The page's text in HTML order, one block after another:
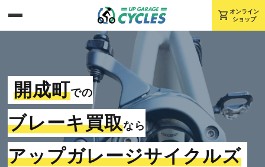
shopping_cart オンライン
ショップ
開成町での
ブレーキ買取なら
アップガレージサイクルズ